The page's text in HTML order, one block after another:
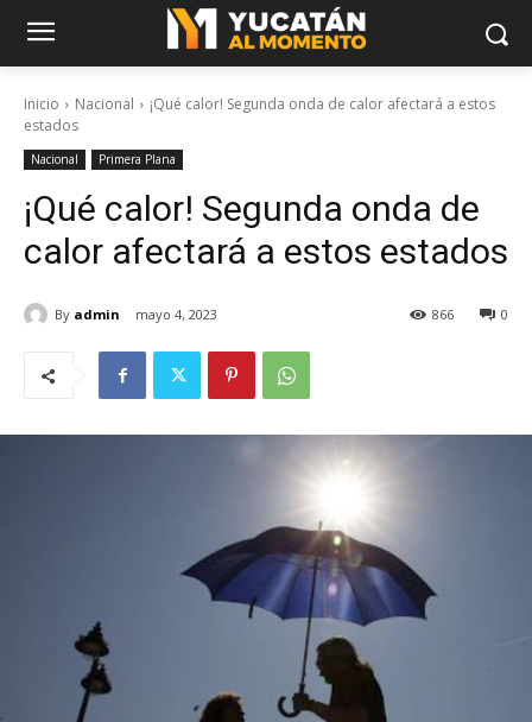
Inicio Nacional
¡Qué calor! Segunda onda de calor afectará a estos
estados
Nacional Primera Plana
¡Qué calor! Segunda onda de
calor afectará a estos estados
By admin mayo 4, 2023 0
866